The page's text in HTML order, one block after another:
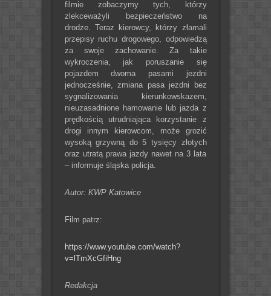
filmie zobaczymy tych, którzy
zlekceważyli bezpieczeństwo na
drodze. Teraz kierowcy, którzy złamali
przepisy ruchu drogowego, odpowiedzą
za swoje zachowanie. Za takie
wykroczenia, jak poruszanie się
pojazdem dwoma pasami jezdni
jednocześnie, zmiana pasa jezdni bez
sygnalizowania kierunkowskazem,
nieuzasadnione hamowanie lub jazda z
prędkością utrudniająca korzystanie z
drogi innym kierowcom, może grozić
wysoką grzywną do 5 tysięcy złotych
oraz utratą prawa jazdy nawet na 3 lata
– informuje śląska policja.
Autor: KWP Katowice
Film patrz:
https://www.youtube.com/watch?
v=lTmXcGfiHng
Redakcja